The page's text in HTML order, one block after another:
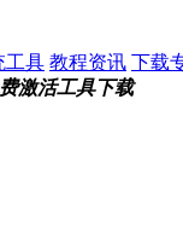
工具 教程资讯 下载
激活工具下载